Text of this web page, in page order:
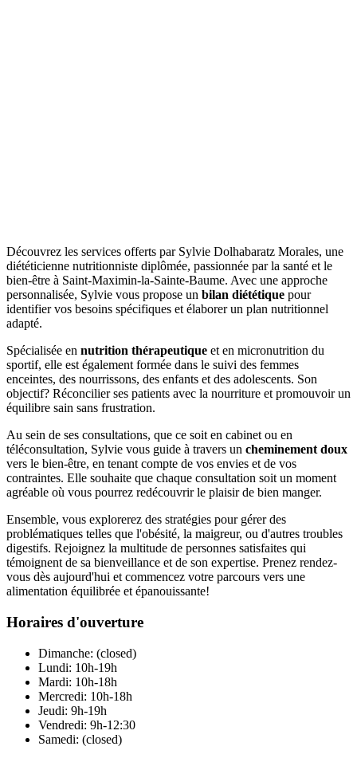
Découvrez les services offerts par Sylvie Dolhabaratz Morales, une
diététicienne nutritionniste diplômée, passionnée par la santé et le
bien-être à Saint-Maximin-la-Sainte-Baume. Avec une approche
personnalisée, Sylvie vous propose un bilan diététique pour
identifier vos besoins spécifiques et élaborer un plan nutritionnel
adapté.
Spécialisée en nutrition thérapeutique et en micronutrition du
sportif, elle est également formée dans le suivi des femmes
enceintes, des nourrissons, des enfants et des adolescents. Son
objectif? Réconcilier ses patients avec la nourriture et promouvoir un
équilibre sain sans frustration.
Au sein de ses consultations, que ce soit en cabinet ou en
téléconsultation, Sylvie vous guide à travers un cheminement doux
vers le bien-être, en tenant compte de vos envies et de vos
contraintes. Elle souhaite que chaque consultation soit un moment
agréable où vous pourrez redécouvrir le plaisir de bien manger.
Ensemble, vous explorerez des stratégies pour gérer des
problématiques telles que l'obésité, la maigreur, ou d'autres troubles
digestifs. Rejoignez la multitude de personnes satisfaites qui
témoignent de sa bienveillance et de son expertise. Prenez rendez-
vous dès aujourd'hui et commencez votre parcours vers une
alimentation équilibrée et épanouissante!
Horaires d'ouverture
Dimanche: (closed)
Lundi: 10h-19h
Mardi: 10h-18h
Mercredi: 10h-18h
Jeudi: 9h-19h
Vendredi: 9h-12:30
Samedi: (closed)